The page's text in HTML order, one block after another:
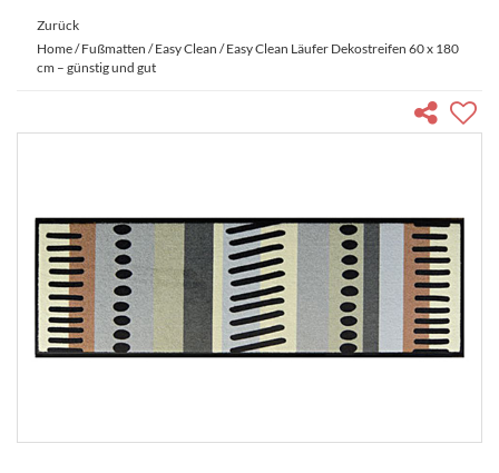
Zurück
Home/Fußmatten /Easy Clean / Easy Clean Läufer Dekostreifen 60 x 180
cm – günstig und gut